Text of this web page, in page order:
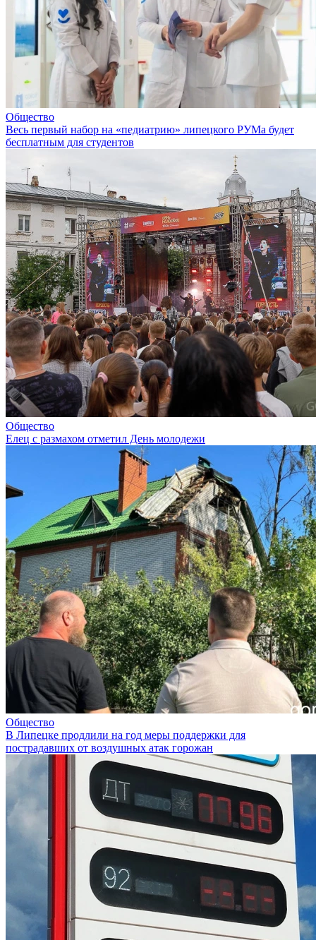
Общество
Весь первый набор на «педиатрию» липецкого РУМа будет
бесплатным для студентов
Общество
Елец с размахом отметил День молодежи
Общество
В Липецке продлили на год меры поддержки для
пострадавших от воздушных атак горожан